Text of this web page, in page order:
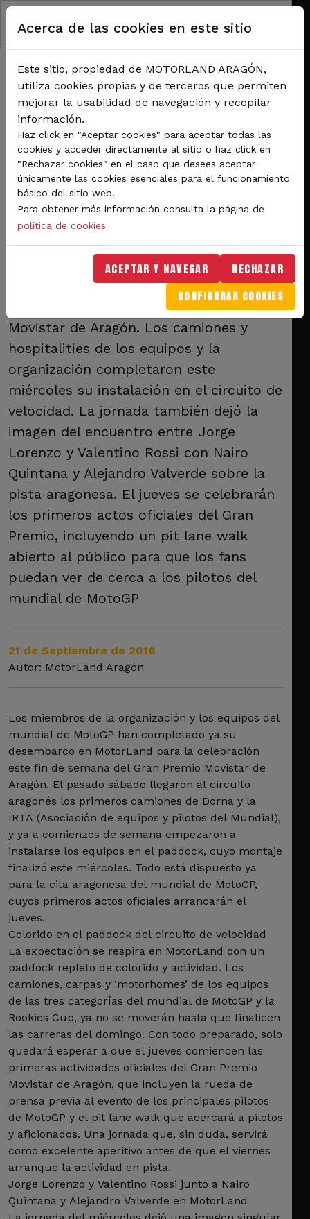
Pasar al contenido principal
RUTA DE NAVEGACIÓN
Los equipos y organización de MotoGP ya pueblan el paddock de MotorLand
Los equipos y organización
de MotoGP ya pueblan el
paddock de MotorLand
El paddock de MotorLand ya luce a la
espera del arranque del Gran Premio
Movistar de Aragón. Los camiones y
hospitalities de los equipos y la
organización completaron este
miércoles su instalación en el circuito de
velocidad. La jornada también dejó la
imagen del encuentro entre Jorge
Lorenzo y Valentino Rossi con Nairo
Quintana y Alejandro Valverde sobre la
pista aragonesa. El jueves se celebrarán
los primeros actos oficiales del Gran
Premio, incluyendo un pit lane walk
abierto al público para que los fans
puedan ver de cerca a los pilotos del
mundial de MotoGP
21 de Septiembre de 2016
Autor: MotorLand Aragón
Los miembros de la organización y los equipos del
mundial de MotoGP han completado ya su
desembarco en MotorLand para la celebración
este fin de semana del Gran Premio Movistar de
Aragón. El pasado sábado llegaron al circuito
aragonés los primeros camiones de Dorna y la
IRTA (Asociación de equipos y pilotos del Mundial),
y ya a comienzos de semana empezaron a
instalarse los equipos en el paddock, cuyo montaje
finalizó este miércoles. Todo está dispuesto ya
para la cita aragonesa del mundial de MotoGP,
cuyos primeros actos oficiales arrancarán el
jueves.
Colorido en el paddock del circuito de velocidad
La expectación se respira en MotorLand con un
paddock repleto de colorido y actividad. Los
camiones, carpas y ‘motorhomes’ de los equipos
de las tres categorías del mundial de MotoGP y la
Rookies Cup, ya no se moverán hasta que finalicen
las carreras del domingo. Con todo preparado, solo
quedará esperar a que el jueves comiencen las
primeras actividades oficiales del Gran Premio
Movistar de Aragón, que incluyen la rueda de
prensa previa al evento de los principales pilotos
de MotoGP y el pit lane walk que acercará a pilotos
y aficionados. Una jornada que, sin duda, servirá
como excelente aperitivo antes de que el viernes
arranque la actividad en pista.
Jorge Lorenzo y Valentino Rossi junto a Nairo
Quintana y Alejandro Valverde en MotorLand
Acerca de las cookies en este sitio
Este sitio, propiedad de MOTORLAND ARAGÓN,
utiliza cookies propias y de terceros que permiten
mejorar la usabilidad de navegación y recopilar
información.
Haz click en "Aceptar cookies" para aceptar todas las
cookies y acceder directamente al sitio o haz click en
"Rechazar cookies" en el caso que desees aceptar
únicamente las cookies esenciales para el funcionamiento
básico del sitio web.
Para obtener más información consulta la página de
política de cookies
ACEPTAR Y NAVEGAR RECHAZAR
CONFIGURAR COOKIES